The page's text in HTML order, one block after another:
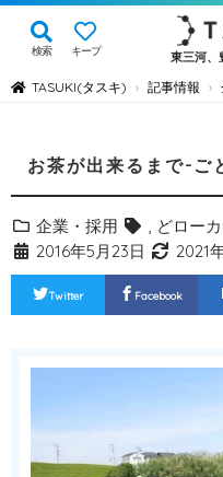
検索 キープ 東三河、
TASUKI(タスキ) › 記事情報 ›
お茶が出来るまで-ご
企業・採用 , どロー
2016年5月23日
2021
Twitter Facebook